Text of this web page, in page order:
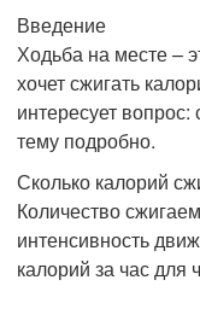
Введение
Ходьба на месте –
хочет сжигать
интересует
тему подробно.
Сколько калорий
Количество
интенсивность
калорий за час для